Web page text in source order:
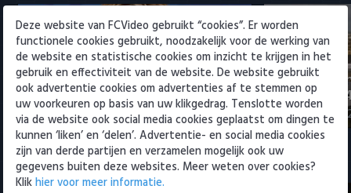
Plug verwelkomt mede-
Feyenoorder bij Excelsior
8 augustus 2026 00:03
Excelsior 0-
7 augustus
Samenvattingen Eredivisie
Deze website van FCVideo gebruikt “cookies”. Er worden
functionele cookies gebruikt, noodzakelijk voor de werking van
de website en statistische cookies om inzicht te krijgen in het
gebruik en effectiviteit van de website. De website gebruikt
ook advertentie cookies om advertenties af te stemmen op
uw voorkeuren op basis van uw klikgedrag. Tenslotte worden
via de website ook social media cookies geplaatst om dingen te
kunnen ‘liken’ en ‘delen’. Advertentie- en social media cookies
zijn van derde partijen en verzamelen mogelijk ook uw
gegevens buiten deze websites. Meer weten over cookies?
Klikhier voor meer informatie.